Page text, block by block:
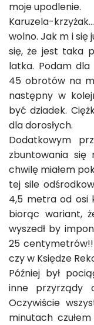
moje upodlenie.
Karuzela-
wolno. Jak m i się
się, że jest taka
latka. Podam dla
45 obrotów na
następny w
być dziadek.
dla dorosłych.
Dodatkowym
zbuntowania się
chwilę miałem
tej sile
4,5 metra od osi
biorąc wariant,
wyszedł by
25
czy w Księdze
Później był
inne przyrządy
Oczywiście
minutach